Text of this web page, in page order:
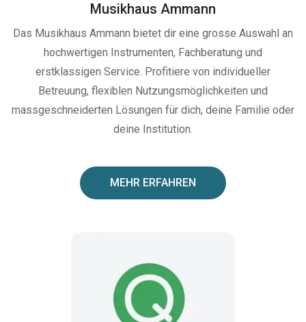
Musikhaus Ammann
Das Musikhaus Ammann bietet dir eine grosse Auswahl an
hochwertigen Instrumenten, Fachberatung und
erstklassigen Service. Profitiere von individueller
Betreuung, flexiblen Nutzungsmöglichkeiten und
massgeschneiderten Lösungen für dich, deine Familie oder
deine Institution.
MEHR ERFAHREN